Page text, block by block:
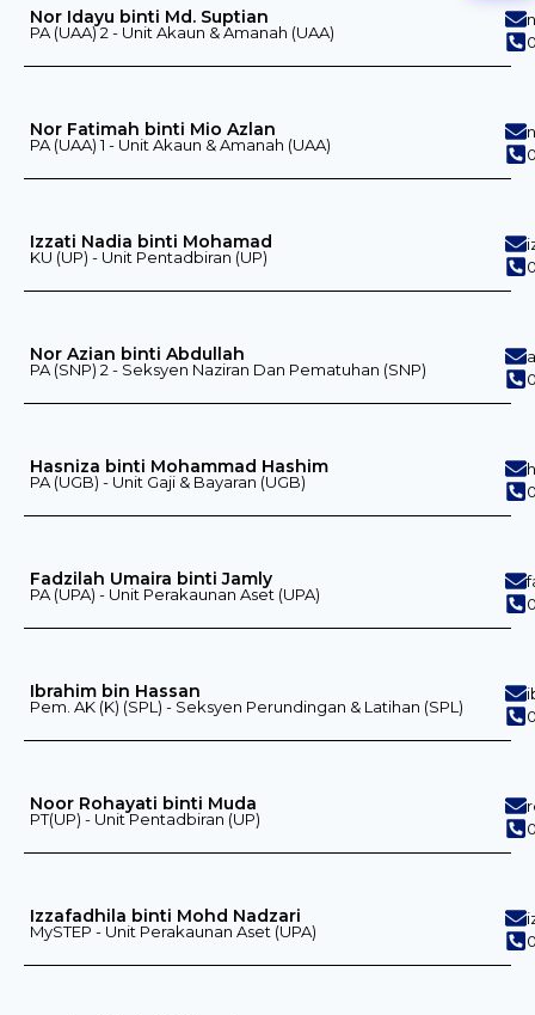
Nor Idayu binti Md. Suptian
PA (UAA) 2 - Unit Akaun & Amanah (UAA)
Nor Fatimah binti Mio Azlan
PA (UAA) 1 - Unit Akaun & Amanah (UAA)
Izzati Nadia binti Mohamad
KU (UP) - Unit Pentadbiran (UP)
Nor Azian binti Abdullah
PA (SNP) 2 - Seksyen Naziran Dan Pematuhan (SNP)
Hasniza binti Mohammad Hashim
PA (UGB) - Unit Gaji & Bayaran (UGB)
Fadzilah Umaira binti Jamly
PA (UPA) - Unit Perakaunan Aset (UPA)
Ibrahim bin Hassan
Pem. AK (K) (SPL) - Seksyen Perundingan & Latihan (SPL)
Noor Rohayati binti Muda
PT(UP) - Unit Pentadbiran (UP)
Izzafadhila binti Mohd Nadzari
MySTEP - Unit Perakaunan Aset (UPA)